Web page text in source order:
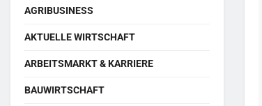
AGRIBUSINESS
AKTUELLE WIRTSCHAFT
ARBEITSMARKT & KARRIERE
BAUWIRTSCHAFT